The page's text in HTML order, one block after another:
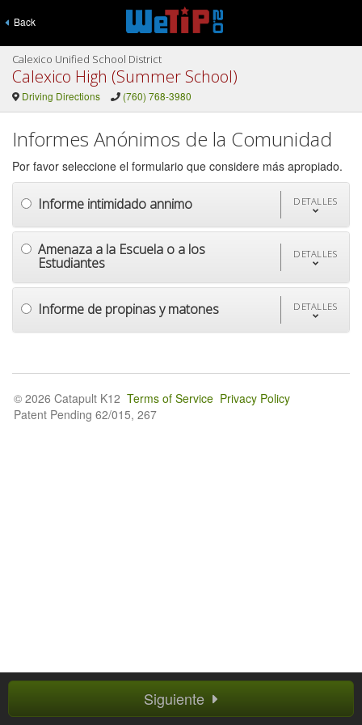
Back
Calexico Unified School District
Calexico High (Summer School)
Driving Directions (760) 768-3980
Informes Anónimos de la Comunidad
Por favor seleccione el formulario que considere más apropiado.
Informe intimidado annimo DETALLES
Amenaza a la Escuela o a los
Estudiantes
DETALLES
Informe de propinas y matones DETALLES
Siguiente
© 2026 Catapult K12 Terms of Service Privacy Policy
Patent Pending 62/015, 267